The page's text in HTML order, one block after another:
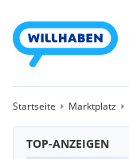
Startseite Marktplatz
TOP-ANZEIGEN